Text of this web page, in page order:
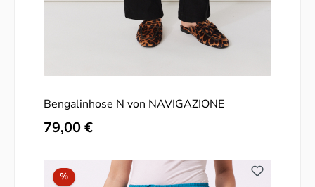
Bengalinhose N von NAVIGAZIONE
Regulärer Preis:
79,00 €
%Rabatt